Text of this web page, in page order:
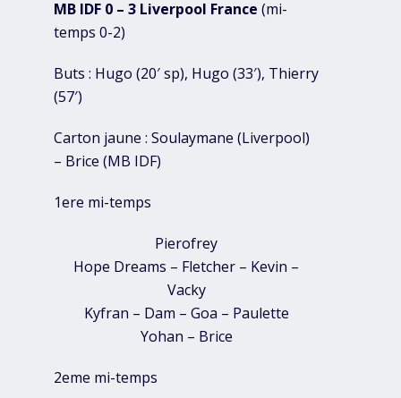
MB IDF 0 – 3 Liverpool France (mi-
temps 0-2)
Buts : Hugo (20′ sp), Hugo (33′), Thierry
(57′)
Carton jaune : Soulaymane (Liverpool)
– Brice (MB IDF)
1ere mi-temps
Pierofrey
Hope Dreams – Fletcher – Kevin –
Vacky
Kyfran – Dam – Goa – Paulette
Yohan – Brice
2eme mi-temps